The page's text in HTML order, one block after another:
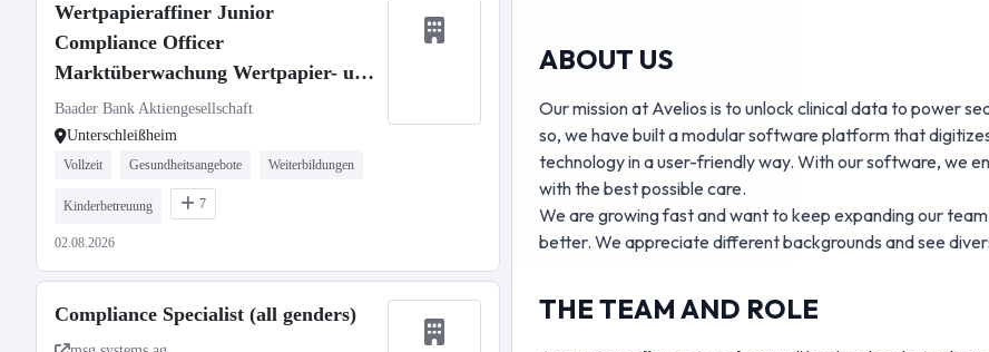
Wertpapieraffiner Junior
Compliance Officer
Marktüberwachung Wertpapier- und
Kryptohandel (m/w/d)
Baader Bank Aktiengesellschaft
Unterschleißheim
Vollzeit Gesundheitsangebote Weiterbildungen
Kinderbetreuung 7
02.08.2026
Compliance Specialist (all genders)